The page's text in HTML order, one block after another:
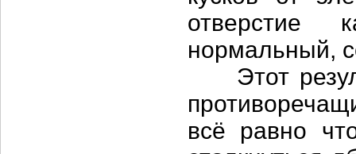
отверстие
нормальный,
Этот
всё равно